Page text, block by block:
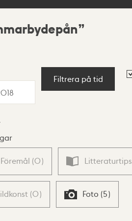
Filtrera på tid
Föremål (0) Litteraturtips
(0) Foto (5)